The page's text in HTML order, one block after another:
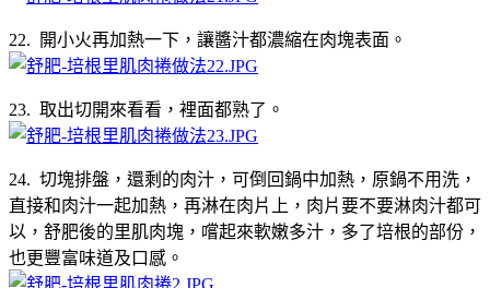
22. 開小火再加熱一下，讓醬汁都濃縮在肉塊表面。
23. 取出切開來看看，裡面都熟了。
24. 切塊排盤，還剩的肉汁，可倒回鍋中加熱，原鍋不用洗，
直接和肉汁一起加熱，再淋在肉片上，肉片要不要淋肉汁都可
以，舒肥後的里肌肉塊，嚐起來軟嫩多汁，多了培根的部份，
也更豐富味道及口感。